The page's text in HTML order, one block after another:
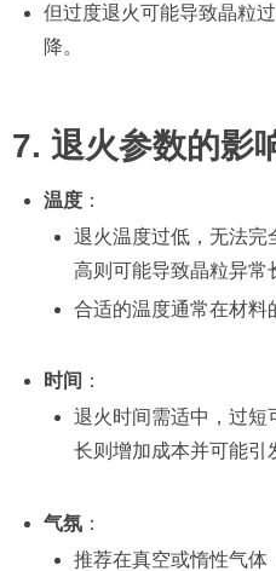
但过度退火可能导致晶粒
降。
7. 退火参数的影
温度：
退火温度过低，无法完
高则可能导致晶粒异常
合适的温度通常在材料
时间 ：
退火时间需适中，过短
长则增加成本并可能引
气氛：
推荐在真空或惰性气体